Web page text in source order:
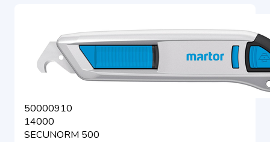
50000910
14000
SECUNORM 500